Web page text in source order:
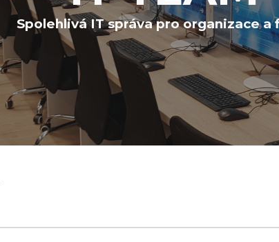
Spolehlivá IT správa pro organizace a